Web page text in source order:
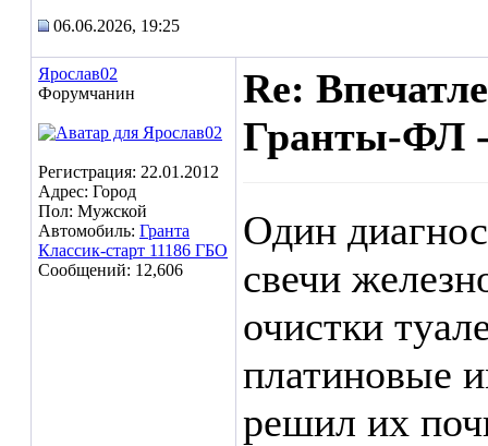
06.06.2026, 19:25
Ярослав02
Форумчанин
Регистрация: 22.01.2012
Адрес: Город
Пол: Мужской
Автомобиль: Гранта
Классик-старт 11186 ГБО
Сообщений: 12,606
Re:
Гранты-ФЛ
Один
свечи
очистки
платиновые
решил их